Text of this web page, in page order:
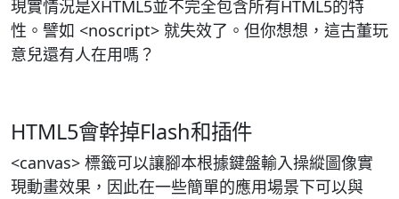
現實情況是XHTML5並不完全包含所有HTML5的特
性。譬如 <noscript> 就失效了。但你想想，這古董玩
意兒還有人在用嗎？
HTML5會幹掉Flash和插件
<canvas> 標籤可以讓腳本根據鍵盤輸入操縱圖像實
現動畫效果，因此在一些簡單的應用場景下可以與